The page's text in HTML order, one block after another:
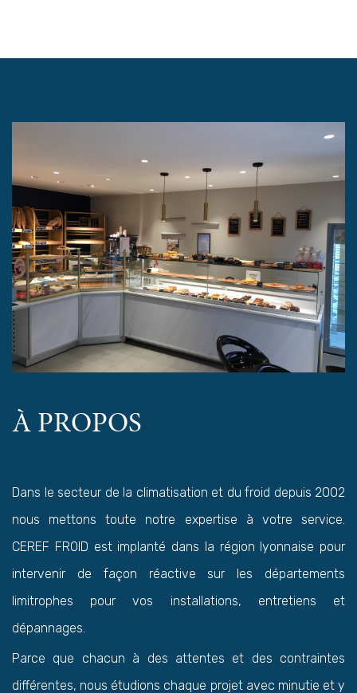
À PROPOS
Dans le secteur de la climatisation et du froid depuis 2002
nous mettons toute notre expertise à votre service.
CEREF FROID est implanté dans la région lyonnaise pour
intervenir de façon réactive sur les départements
limitrophes pour vos installations, entretiens et
dépannages.
Parce que chacun à des attentes et des contraintes
différentes, nous étudions chaque projet avec minutie et y